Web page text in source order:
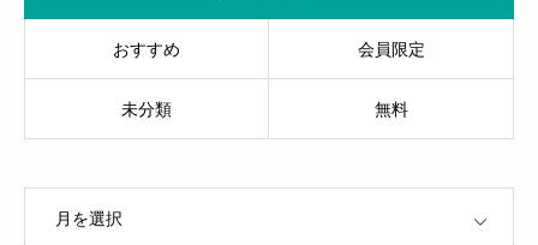
おすすめ 会員限定
未分類 無料